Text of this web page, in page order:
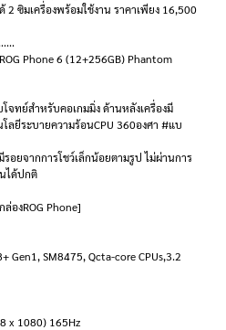
2 ซิมเครื่องพร้อมใช้งาน ราคาเพียง 16,500
Phone 6 (12+256GB) Phantom
จทย์สำหรับคอเกมมิ่ง ด้านหลังเครื่องมี
ลยีระบายความร้อนCPU 360องศา #แบ
อยจากการโชว์เล็กน้อยตามรูป ไม่ผ่านการ
ได้ปกติ
องROG Phone]
Gen1, SM8475, Qcta-core CPUs,3.2
x 1080) 165Hz